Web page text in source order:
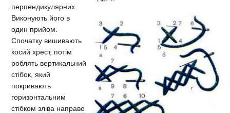
перпендикулярних.
Виконують його в
один прийом.
Спочатку вишивають
косий хрест, потім
роблять вертикальний
стібок, який
покривають
горизонтальним
стібком зліва направо